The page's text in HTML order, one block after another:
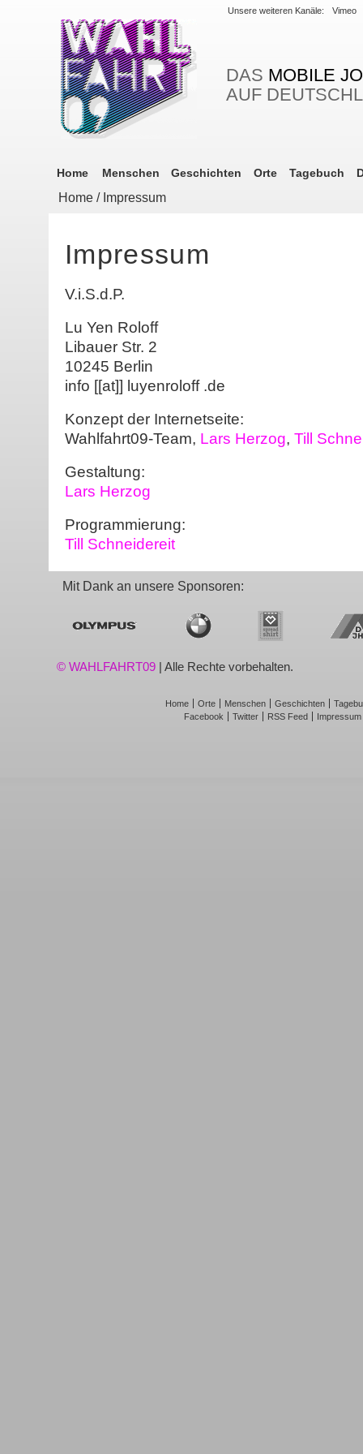
Unsere weiteren Kanäle: Vimeo
DAS MOBILE
AUF
Home Menschen Geschichten Orte Tagebuch
Home / Impressum
Impressum
V.i.S.d.P.
Lu Yen Roloff
Libauer Str. 2
10245 Berlin
info [[at]] luyenroloff .de
Konzept der Internetseite:
Wahlfahrt09-Team, Lars Herzog, Till
Gestaltung:
Lars Herzog
Programmierung:
Till Schneidereit
Mit Dank an unsere Sponsoren:
© WAHLFAHRT09 | Alle Rechte vorbehalten.
Home Orte Menschen Geschichten
Facebook
Twitter RSS Feed Impressum